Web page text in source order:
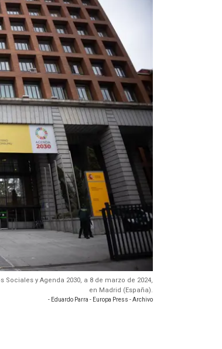
y Agenda 2030, a 8 de marzo de 2024,
en Madrid (España).
- Eduardo Parra - Europa Press - Archivo